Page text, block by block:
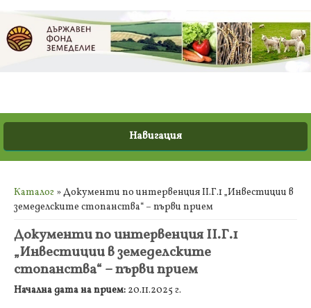
Вие сте тук
Каталог » Документи по интервенция ІІ.Г.1 „Инвестиции в
земеделските стопанства“ – първи прием
Документи по интервенция ІІ.Г.1
„Инвестиции в земеделските
стопанства“ – първи прием
Начална дата на прием: 20.11.2025 г.